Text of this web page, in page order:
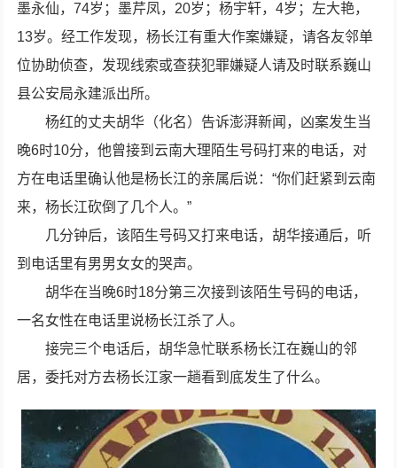
墨永仙，74岁；墨芹凤，20岁；杨宇轩，4岁；左大艳，
13岁。经工作发现，杨长江有重大作案嫌疑，请各友邻单
位协助侦查，发现线索或查获犯罪嫌疑人请及时联系巍山
县公安局永建派出所。
杨红的丈夫胡华（化名）告诉澎湃新闻，凶案发生当
晚6时10分，他曾接到云南大理陌生号码打来的电话，对
方在电话里确认他是杨长江的亲属后说：“你们赶紧到云南
来，杨长江砍倒了几个人。”
几分钟后，该陌生号码又打来电话，胡华接通后，听
到电话里有男男女女的哭声。
胡华在当晚6时18分第三次接到该陌生号码的电话，
一名女性在电话里说杨长江杀了人。
接完三个电话后，胡华急忙联系杨长江在巍山的邻
居，委托对方去杨长江家一趟看到底发生了什么。